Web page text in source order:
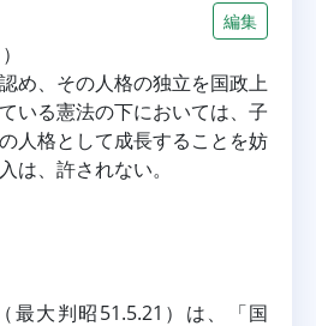
編集
め、その人格の独立を国政上
いる憲法の下においては、子
人格として成長することを妨
は、許されない。
最大判昭51.5.21）は、「国